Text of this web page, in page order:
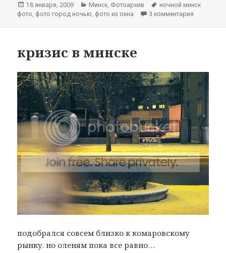
Опубликовано
18 января, 2009 Рубрики
Минск, Фотоархив Метки
ночной минск
фото, фото город ночью, фото из окна 3 комментария
кризис в минске
подобрался совсем близко к комаровскому
рынку. но оленям пока все равно…